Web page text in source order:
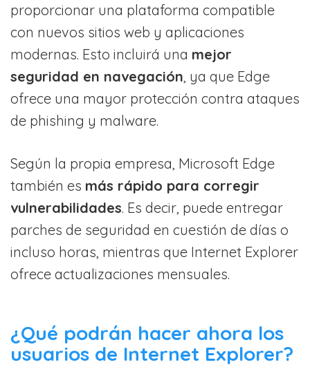
proporcionar una plataforma compatible
con nuevos sitios web y aplicaciones
modernas. Esto incluirá una mejor
seguridad en navegación , ya que Edge
ofrece una mayor protección contra ataques
de phishing y malware.
Según la propia empresa, Microsoft Edge
también es más rápido para corregir
vulnerabilidades. Es decir, puede entregar
parches de seguridad en cuestión de días o
incluso horas, mientras que Internet Explorer
ofrece actualizaciones mensuales.
¿Qué podrán hacer ahora los
usuarios de Internet Explorer?